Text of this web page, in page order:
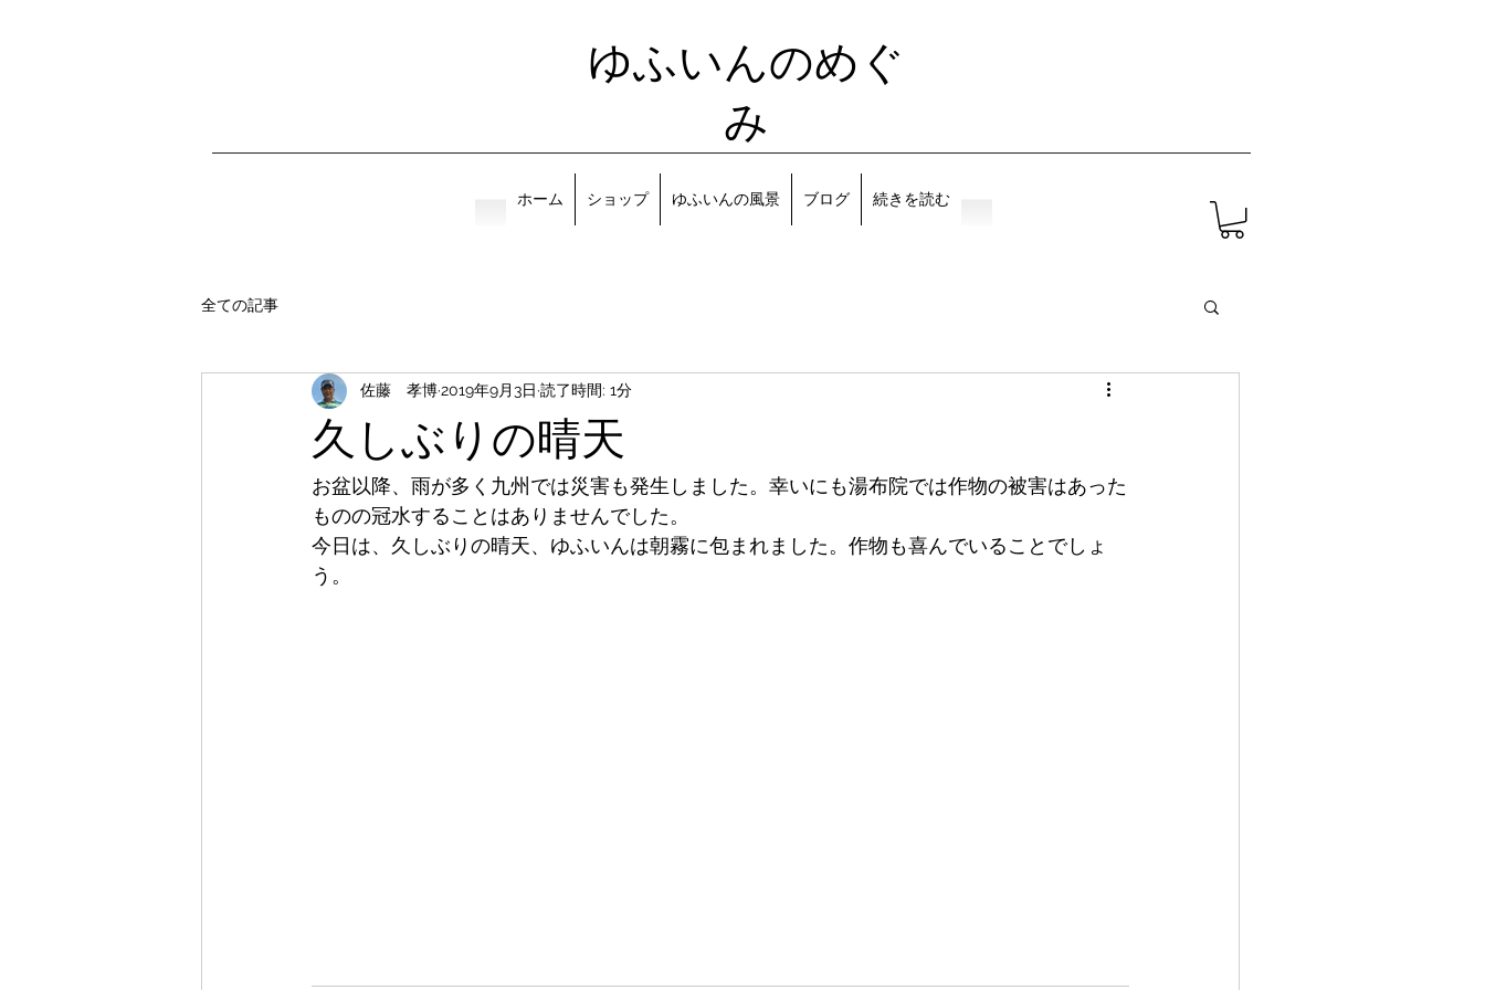
ゆふいんのめぐ
み
ホーム ショップ ゆふいんの風景 ブログ 続きを読む
全ての記事
久しぶりの晴天
佐藤 孝博2019年9月3日 読了時間: 1分
お盆以降、雨が多く九州では災害も発生しました。幸いにも湯布院では作物の被害はあった
ものの冠水することはありませんでした。
今日は、久しぶりの晴天、ゆふいんは朝霧に包まれました。作物も喜んでいることでしょ
う。